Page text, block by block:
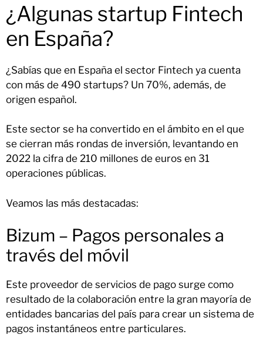
¿Algunas startup Fintech
en España?
¿Sabías que en España el sector Fintech ya cuenta
con más de 490 startups? Un 70%, además, de
origen español.
Este sector se ha convertido en el ámbito en el que
se cierran más rondas de inversión, levantando en
2022 la cifra de 210 millones de euros en 31
operaciones públicas.
Veamos las más destacadas:
Bizum – Pagos personales a
través del móvil
Este proveedor de servicios de pago surge como
resultado de la colaboración entre la gran mayoría de
entidades bancarias del país para crear un sistema de
pagos instantáneos entre particulares.